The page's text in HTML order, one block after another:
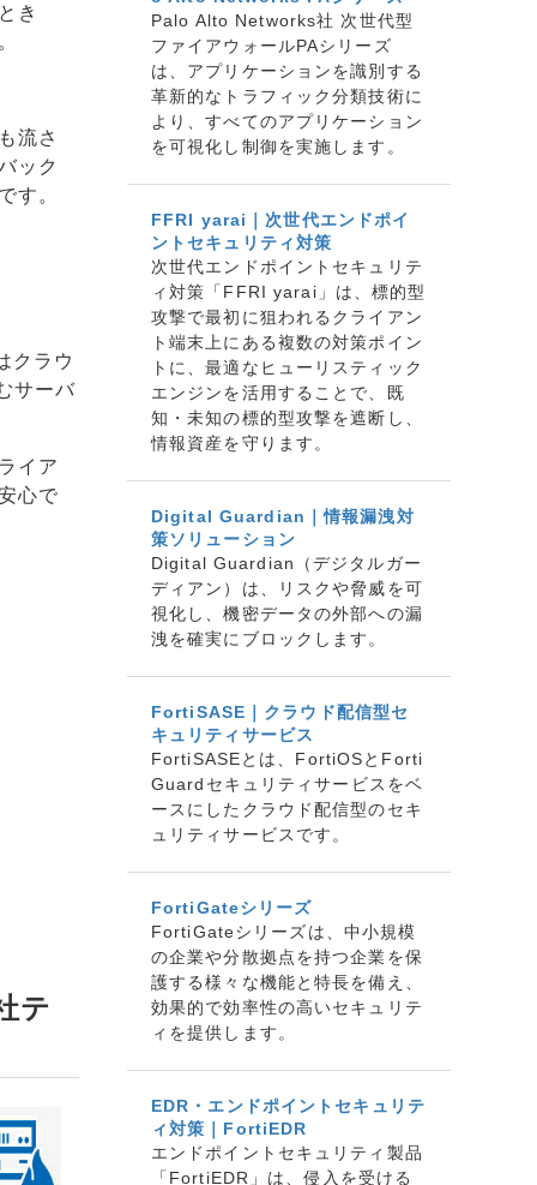
き
流さ
ック
す。
クラウ
サーバ
イア
心で
テ
Palo Alto Networks社 次世代型
ファイアウォールPAシリーズ
は、アプリケーションを識別する
革新的なトラフィック分類技術に
より、すべてのアプリケーション
を可視化し制御を実施します。
FFRI yarai｜次世代エンドポイ
ントセキュリティ対策
次世代エンドポイントセキュリテ
ィ対策「FFRI yarai」は、標的型
攻撃で最初に狙われるクライアン
ト端末上にある複数の対策ポイン
トに、最適なヒューリスティック
エンジンを活用することで、既
知・未知の標的型攻撃を遮断し、
情報資産を守ります。
Digital Guardian｜情報漏洩対
策ソリューション
Digital Guardian（デジタルガー
ディアン）は、リスクや脅威を可
視化し、機密データの外部への漏
洩を確実にブロックします。
FortiSASE｜クラウド配信型セ
キュリティサービス
FortiSASEとは、FortiOSとForti
Guardセキュリティサービスをベ
ースにしたクラウド配信型のセキ
ュリティサービスです。
FortiGateシリーズ
FortiGateシリーズは、中小規模
の企業や分散拠点を持つ企業を保
護する様々な機能と特長を備え、
効果的で効率性の高いセキュリテ
ィを提供します。
EDR・エンドポイントセキュリテ
ィ対策｜FortiEDR
エンドポイントセキュリティ製品
「FortiEDR」は、侵入を受ける